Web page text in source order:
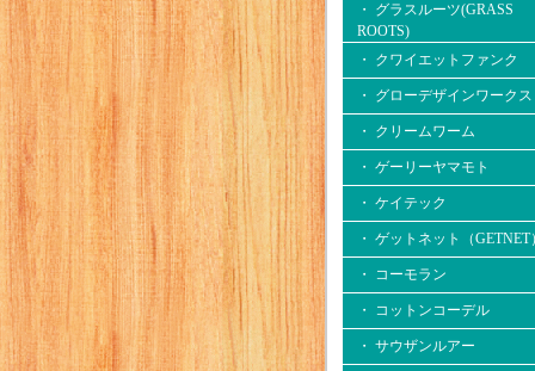
・ グラスルーツ(GRASS
ROOTS)
・ クワイエットファンク
・ グローデザインワークス
・ クリームワーム
・ ゲーリーヤマモト
・ ケイテック
・ ゲットネット（GETNET
・ コーモラン
・ コットンコーデル
・ サウザンルアー